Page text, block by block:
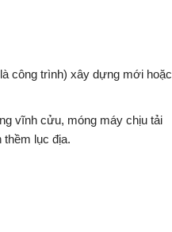
công trình) xây dựng mới hoặc
vĩnh cửu, móng máy chịu tải
thềm lục địa.